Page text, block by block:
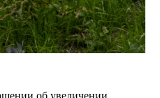
об увеличении